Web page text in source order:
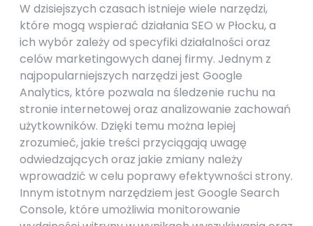
W dzisiejszych czasach istnieje wiele narzędzi,
które mogą wspierać działania SEO w Płocku, a
ich wybór zależy od specyfiki działalności oraz
celów marketingowych danej firmy. Jednym z
najpopularniejszych narzędzi jest Google
Analytics, które pozwala na śledzenie ruchu na
stronie internetowej oraz analizowanie zachowań
użytkowników. Dzięki temu można lepiej
zrozumieć, jakie treści przyciągają uwagę
odwiedzających oraz jakie zmiany należy
wprowadzić w celu poprawy efektywności strony.
Innym istotnym narzędziem jest Google Search
Console, które umożliwia monitorowanie